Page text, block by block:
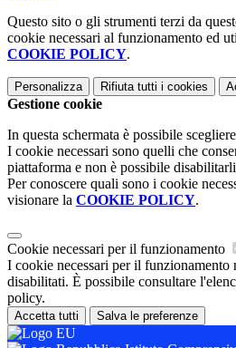
Questo sito o gli strumenti terzi da
cookie necessari al funzionamento ed
COOKIE POLICY.
Personalizza Rifiuta tutti i cookies
Gestione cookie
In questa schermata è possibile
I cookie necessari sono quelli che
piattaforma e non è possibile
Per conoscere quali sono i cookie
visionare la COOKIE POLICY.
Cookie necessari per il funzionamento
I cookie necessari per il funzionamento
disabilitati. È possibile consultare
policy.
Accetta tutti Salva le preferenze